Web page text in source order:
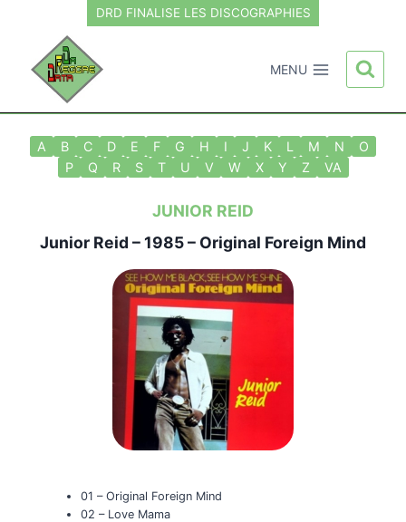
contenu
DRD FINALISE LES DISCOGRAPHIES
MENU
A B C D E F G H I J K L M N
O
P
Q R S T U V W X Y Z VA
JUNIOR REID
Junior Reid – 1985 – Original Foreign Mind
01 – Original Foreign Mind
02 – Love Mama